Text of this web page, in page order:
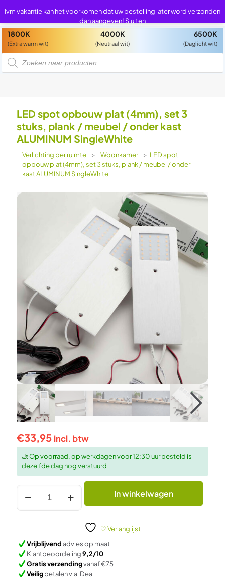
1800K
(Extra warm wit)
4000K
(Neutraal wit)
6500K
(Daglicht wit)
P
d
LED spot opbouw plat (4mm), set 3
stuks, plank / meubel / onder kast
ALUMINUM SingleWhite
Verlichting per ruimte > Woonkamer > LED spot
opbouw plat (4mm), set 3 stuks, plank / meubel / onder
kast ALUMINUM SingleWhite
€33,95 incl. btw
Op voorraad, op werkdagen voor 12:30 uur besteld is
dezelfde dag nog verstuurd
LED
spot
opbouw
3
stuks,
plank
/
In winkelwagen
♡ Verlanglijst
Vrijblijvendadvies op maat
Klantbeoordeling9,2/10
Gratis verzendingvanaf €75
Veiligbetalen via iDeal
Ivm vakantie kan het voorkomen dat uw bestelling later word verzonden
dan aangeven! Sluiten